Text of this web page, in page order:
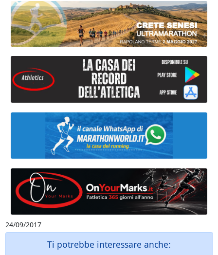
24/09/2017
Ti potrebbe interessare anche: